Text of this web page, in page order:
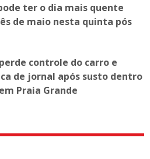
ter o dia mais quente
de maio nesta quinta pós
controle do carro e
de jornal após susto dentro
Praia Grande